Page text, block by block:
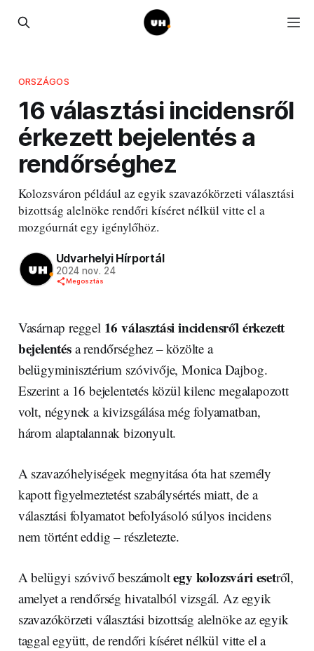
ORSZÁGOS
16 választási incidensről
érkezett bejelentés a
rendőrséghez
Kolozsváron például az egyik szavazókörzeti választási
bizottság alelnöke rendőri kíséret nélkül vitte el a
mozgóurnát egy igénylőhöz.
Udvarhelyi Hírportál
2024 nov. 24
Megosztás
Vasárnap reggel 16 választási incidensről érkezett
bejelentésa rendőrséghez – közölte a
belügyminisztérium szóvivője, Monica Dajbog.
Eszerint a 16 bejelentetés közül kilenc megalapozott
volt, négynek a kivizsgálása még folyamatban,
három alaptalannak bizonyult.
A szavazóhelyiségek megnyitása óta hat személy
kapott figyelmeztetést szabálysértés miatt, de a
választási folyamatot befolyásoló súlyos incidens
nem történt eddig – részletezte.
A belügyi szóvivő beszámoltegy kolozsvári esetről,
amelyet a rendőrség hivatalból vizsgál. Az egyik
szavazókörzeti választási bizottság alelnöke az egyik
taggal együtt, de rendőri kíséret nélkül vitte el a